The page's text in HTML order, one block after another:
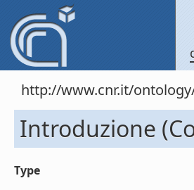
http://www.cnr.it/
Introduzione
Type